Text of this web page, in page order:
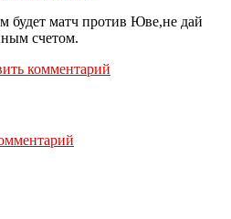
будет матч против Юве,не дай
счетом.
комментарий